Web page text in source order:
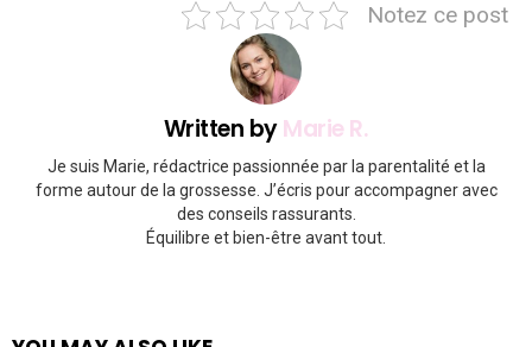
Notez ce post
Written byMarie R.
Je suis Marie, rédactrice passionnée par la parentalité et la
forme autour de la grossesse. J’écris pour accompagner avec
des conseils rassurants.
Équilibre et bien-être avant tout.